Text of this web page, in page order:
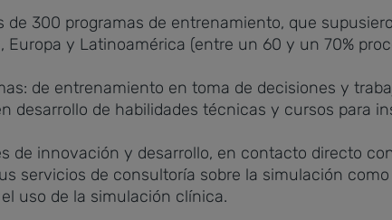
de 300 programas de entrenamiento, que
y Latinoamérica (entre un 60 y un 70%
de entrenamiento en toma de decisiones y
de habilidades técnicas y cursos para
de innovación y desarrollo, en contacto directo
servicios de consultoría sobre la simulación
uso de la simulación clínica.